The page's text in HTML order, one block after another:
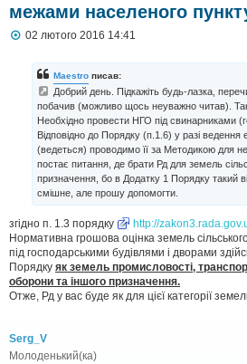
межами населеного
П
02 лютого 2016 14:41
Maestro писав:
Добрий день. Підкажіть будь-лазка,
побачив (можливо щось неуважно читав).
Необхідно провести НГО під свинарниками
Відповідно до Порядку (п.1.6) у разі ведення
(ведеться) проводимо її за Методикою для
постає питання, де брати Рд для земель
призначення, бо в Додатку 1 Порядку такий
смішне, але прошу допомогти.
згідно п. 1.3 порядку
http://
Нормативна грошова оцінка земель
під господарськими будівлями і дворами
Порядку як земель промисловості,
оборони та іншого призначення.
Отже, Рд у вас буде як для цієї категорії
Serg_V
Молоденький(ка)